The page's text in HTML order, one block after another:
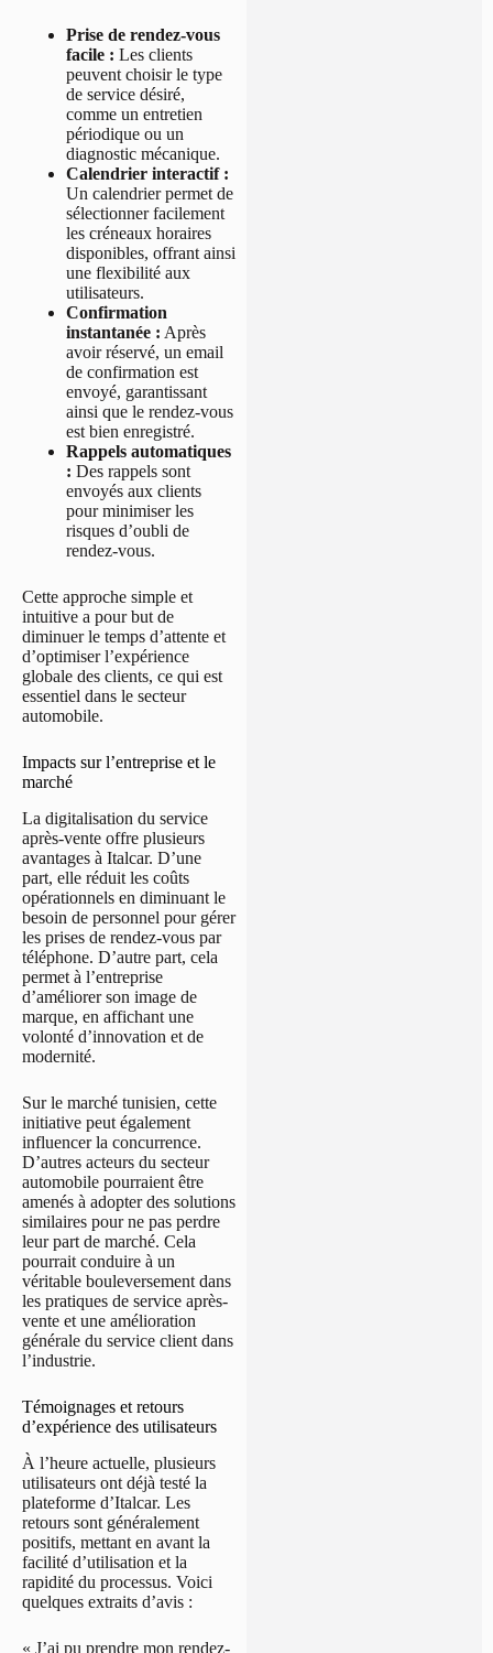
Prise de rendez-vous
facile : Les clients
peuvent choisir le type
de service désiré,
comme un entretien
périodique ou un
diagnostic mécanique.
Calendrier interactif :
Un calendrier permet de
sélectionner facilement
les créneaux horaires
disponibles, offrant ainsi
une flexibilité aux
utilisateurs.
Confirmation
instantanée : Après
avoir réservé, un email
de confirmation est
envoyé, garantissant
ainsi que le rendez-vous
est bien enregistré.
Rappels automatiques
: Des rappels sont
envoyés aux clients
pour minimiser les
risques d’oubli de
rendez-vous.
Cette approche simple et
intuitive a pour but de
diminuer le temps d’attente et
d’optimiser l’expérience
globale des clients, ce qui est
essentiel dans le secteur
automobile.
Impacts sur l’entreprise et le
marché
La digitalisation du service
après-vente offre plusieurs
avantages à Italcar. D’une
part, elle réduit les coûts
opérationnels en diminuant le
besoin de personnel pour gérer
les prises de rendez-vous par
téléphone. D’autre part, cela
permet à l’entreprise
d’améliorer son image de
marque, en affichant une
volonté d’innovation et de
modernité.
Sur le marché tunisien, cette
initiative peut également
influencer la concurrence.
D’autres acteurs du secteur
automobile pourraient être
amenés à adopter des solutions
similaires pour ne pas perdre
leur part de marché. Cela
pourrait conduire à un
véritable bouleversement dans
les pratiques de service après-
vente et une amélioration
générale du service client dans
l’industrie.
Témoignages et retours
d’expérience des utilisateurs
À l’heure actuelle, plusieurs
utilisateurs ont déjà testé la
plateforme d’Italcar. Les
retours sont généralement
positifs, mettant en avant la
facilité d’utilisation et la
rapidité du processus. Voici
quelques extraits d’avis :
« J’ai pu prendre mon rendez-